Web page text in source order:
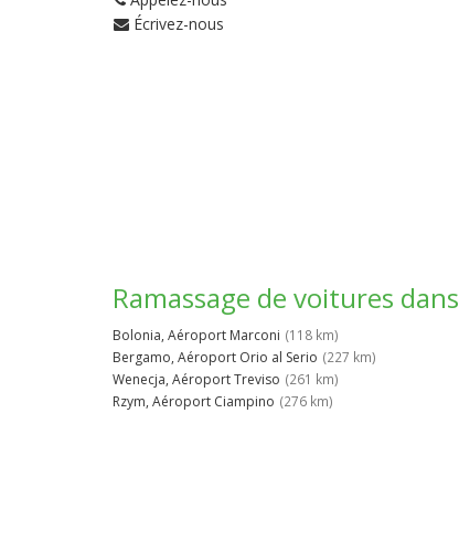
Écrivez-nous
Ramassage de voitures
Bolonia, Aéroport Marconi (118 km)
Bergamo, Aéroport Orio al Serio (227 km)
Wenecja, Aéroport Treviso (261 km)
Rzym, Aéroport Ciampino (276 km)